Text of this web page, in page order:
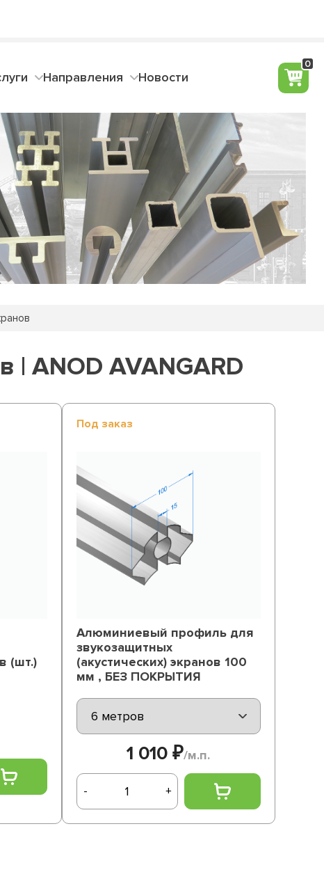
Направления Новости
0
ANOD AVANGARD
(шт.)
Под заказ
Алюминиевый профиль для
звукозащитных
(акустических) экранов 100
мм , БЕЗ ПОКРЫТИЯ
1 010 ₽/м.п.
- +